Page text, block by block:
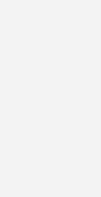
im
Instrument